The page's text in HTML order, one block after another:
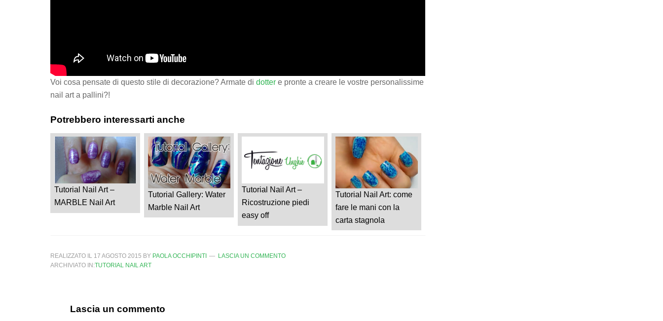
Voi cosa pensate di questo stile di decorazione? Armate di dotter e pronte a creare le vostre personalissime
nail art a pallini?!
Potrebbero interessarti anche
Tutorial Nail Art –
MARBLE Nail Art
Tutorial Gallery: Water
Marble Nail Art
Tutorial Nail Art –
Ricostruzione piedi
easy off
Tutorial Nail Art: come
fare le mani con la
carta stagnola
REALIZZATO IL 17 AGOSTO 2015 BY PAOLA OCCHIPINTI
LASCIA UN COMMENTO
ARCHIVIATO IN:TUTORIAL NAIL ART
Lascia un commento